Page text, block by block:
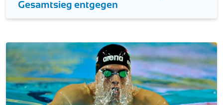
Gesamtsieg entgegen